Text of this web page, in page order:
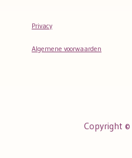
Privacy
Algemene voorwaarden
Copyright ©